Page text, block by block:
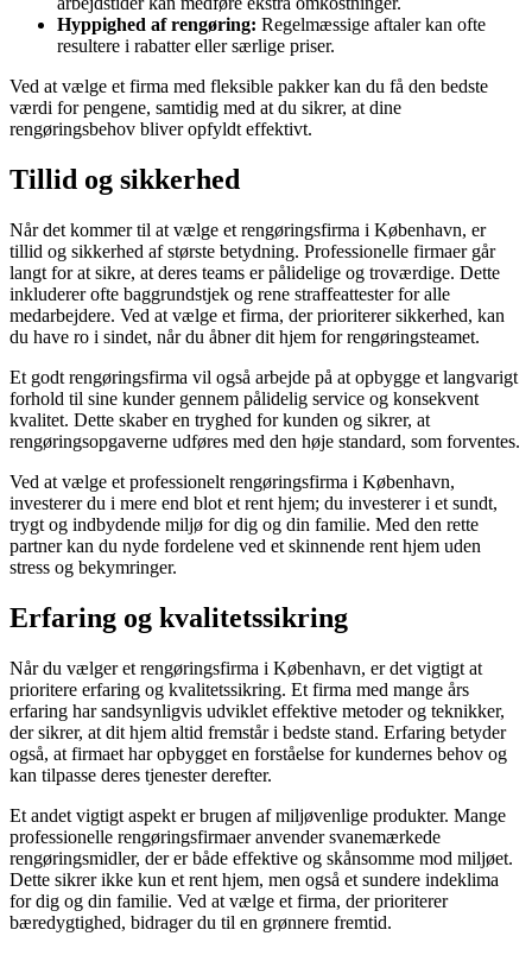
Hyppighed af rengøring: Regelmæssige aftaler kan ofte
resultere i rabatter eller særlige priser.
Ved at vælge et firma med fleksible pakker kan du få den bedste
værdi for pengene, samtidig med at du sikrer, at dine
rengøringsbehov bliver opfyldt effektivt.
Tillid og sikkerhed
Når det kommer til at vælge et rengøringsfirma i København, er
tillid og sikkerhed af største betydning. Professionelle firmaer går
langt for at sikre, at deres teams er pålidelige og troværdige. Dette
inkluderer ofte baggrundstjek og rene straffeattester for alle
medarbejdere. Ved at vælge et firma, der prioriterer sikkerhed, kan
du have ro i sindet, når du åbner dit hjem for rengøringsteamet.
Et godt rengøringsfirma vil også arbejde på at opbygge et langvarigt
forhold til sine kunder gennem pålidelig service og konsekvent
kvalitet. Dette skaber en tryghed for kunden og sikrer, at
rengøringsopgaverne udføres med den høje standard, som forventes.
Ved at vælge et professionelt rengøringsfirma i København,
investerer du i mere end blot et rent hjem; du investerer i et sundt,
trygt og indbydende miljø for dig og din familie. Med den rette
partner kan du nyde fordelene ved et skinnende rent hjem uden
stress og bekymringer.
Erfaring og kvalitetssikring
Når du vælger et rengøringsfirma i København, er det vigtigt at
prioritere erfaring og kvalitetssikring. Et firma med mange års
erfaring har sandsynligvis udviklet effektive metoder og teknikker,
der sikrer, at dit hjem altid fremstår i bedste stand. Erfaring betyder
også, at firmaet har opbygget en forståelse for kundernes behov og
kan tilpasse deres tjenester derefter.
Et andet vigtigt aspekt er brugen af miljøvenlige produkter. Mange
professionelle rengøringsfirmaer anvender svanemærkede
rengøringsmidler, der er både effektive og skånsomme mod miljøet.
Dette sikrer ikke kun et rent hjem, men også et sundere indeklima
for dig og din familie. Ved at vælge et firma, der prioriterer
bæredygtighed, bidrager du til en grønnere fremtid.